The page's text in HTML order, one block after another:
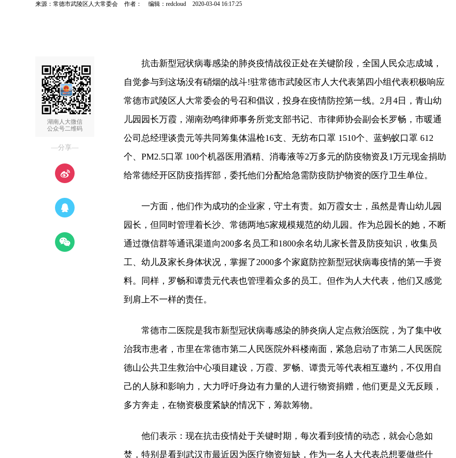
来源：常德市武陵区人大常委会 作者： 编辑：redcloud 2020-03-04 16:17:25
湖南人大微信
公众号二维码
—分享—
抗击新型冠状病毒感染的肺炎疫情战役正处在关键阶段，全国人民众志成城，
自觉参与到这场没有硝烟的战斗!驻常德市武陵区市人大代表第四小组代表积极响应
常德市武陵区人大常委会的号召和倡议，投身在疫情防控第一线。2月4日，青山幼
儿园园长万霞，湖南劲鸣律师事务所党支部书记、市律师协会副会长罗畅，市暖通
公司总经理谈贵元等共同筹集体温枪16支、无纺布口罩 1510个、蓝蚂蚁口罩 612
个、PM2.5口罩 100个机器医用酒精、消毒液等2万多元的防疫物资及1万元现金捐助
给常德经开区防疫指挥部，委托他们分配给急需防疫防护物资的医疗卫生单位。
一方面，他们作为成功的企业家，守土有责。如万霞女士，虽然是青山幼儿园
园长，但同时管理着长沙、常德两地5家规模规范的幼儿园。作为总园长的她，不断
通过微信群等通讯渠道向200多名员工和1800余名幼儿家长普及防疫知识，收集员
工、幼儿及家长身体状况，掌握了2000多个家庭防控新型冠状病毒疫情的第一手资
料。同样，罗畅和谭贵元代表也管理着众多的员工。但作为人大代表，他们又感觉
到肩上不一样的责任。
常德市二医院是我市新型冠状病毒感染的肺炎病人定点救治医院，为了集中收
治我市患者，市里在常德市第二人民医院外科楼南面，紧急启动了市第二人民医院
德山公共卫生救治中心项目建设，万霞、罗畅、谭贵元等代表相互邀约，不仅用自
己的人脉和影响力，大力呼吁身边有力量的人进行物资捐赠，他们更是义无反顾，
多方奔走，在物资极度紧缺的情况下，筹款筹物。
他们表示：现在抗击疫情处于关键时期，每次看到疫情的动态，就会心急如
焚，特别是看到武汉市最近因为医疗物资短缺，作为一名人大代表总想要做些什